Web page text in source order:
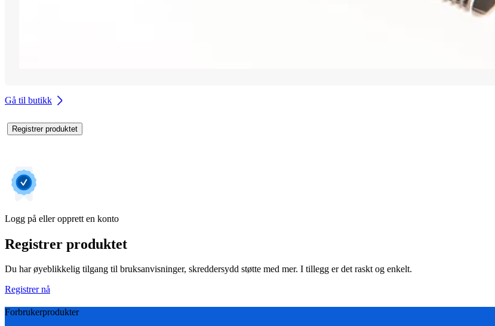
Gå til butikk
Registrer produktet
Logg på eller opprett en konto
Registrer produktet
Du har øyeblikkelig tilgang til bruksanvisninger, skreddersydd støtte med mer. I tillegg er det raskt og enkelt.
Registrer nå
Forbrukerprodukter